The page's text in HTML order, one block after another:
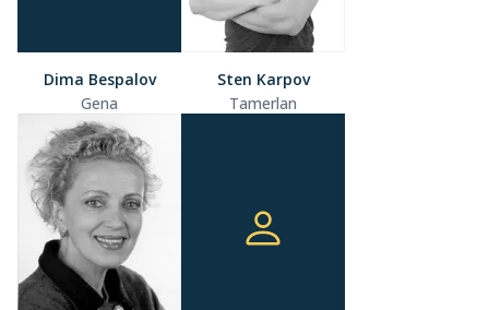
Dima Bespalov
Gena
Sten Karpov
Tamerlan